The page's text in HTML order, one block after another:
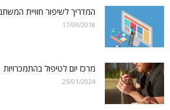
המדריך לשיפור חוויית
17/09/2018
מרכז יום לטיפול בהתמכרויות
25/01/2024